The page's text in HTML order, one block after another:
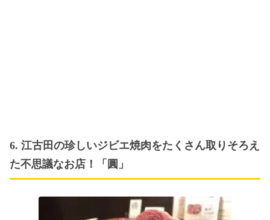
6. 江古田の珍しいジビエ焼肉をたくさん取りそろえ
た不思議なお店！「圓」